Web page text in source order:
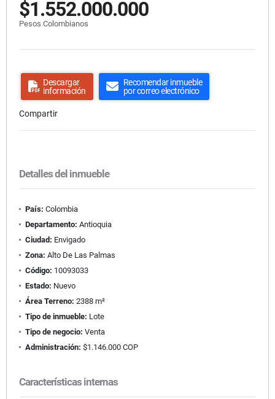
$1.552.000.000
Pesos Colombianos
Descargar
información
Recomendar inmueble
por correo electrónico
Compartir
Detalles del inmueble
País: Colombia
Departamento: Antioquia
Ciudad: Envigado
Zona: Alto De Las Palmas
Código: 10093033
Estado: Nuevo
Área Terreno: 2388 m²
Tipo de inmueble: Lote
Tipo de negocio: Venta
Administración: $1.146.000 COP
Características internas